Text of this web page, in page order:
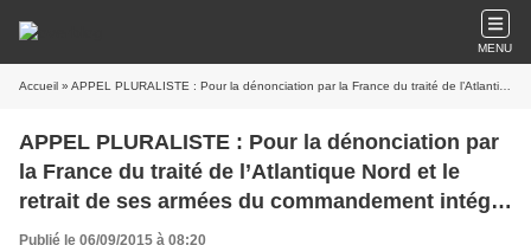
MENU
Accueil » APPEL PLURALISTE : Pour la dénonciation par la France du traité de l’Atlantique Nord et le retrait de ses armées du commandement intégré (mise à jour 2 09 2015)
APPEL PLURALISTE : Pour la dénonciation par
la France du traité de l’Atlantique Nord et le
retrait de ses armées du commandement intégré
(mise à jour 2 09 2015)
Publié le 06/09/2015 à 08:20